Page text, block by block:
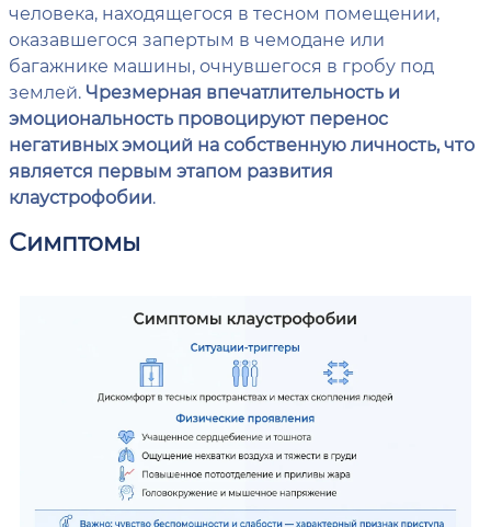
человека, находящегося в тесном помещении,
оказавшегося запертым в чемодане или
багажнике машины, очнувшегося в гробу под
землей. Чрезмерная впечатлительность и
эмоциональность провоцируют перенос
негативных эмоций на собственную личность, что
является первым этапом развития
клаустрофобии.
Симптомы